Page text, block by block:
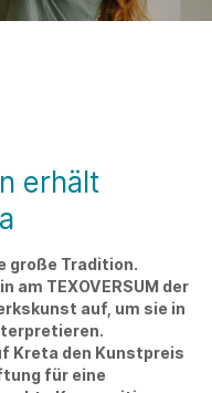
erhält
große Tradition.
am TEXOVERSUM der
auf, um sie in
Kreta den Kunstpreis
für eine